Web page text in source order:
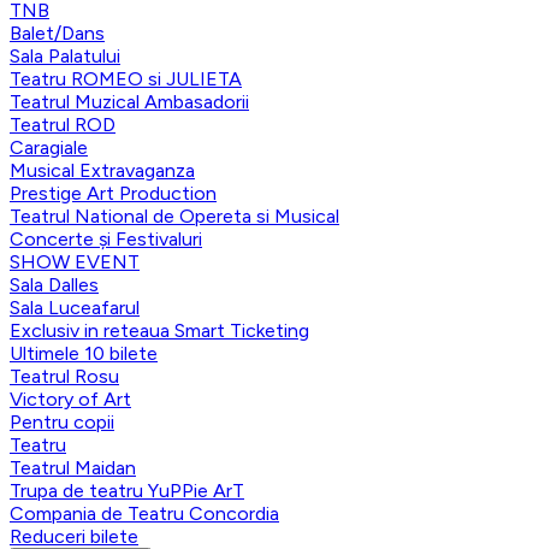
TNB
Balet/Dans
Sala Palatului
Teatru ROMEO si JULIETA
Teatrul Muzical Ambasadorii
Teatrul ROD
Caragiale
Musical Extravaganza
Prestige Art Production
Teatrul National de Opereta si Musical
Concerte și Festivaluri
SHOW EVENT
Sala Dalles
Sala Luceafarul
Exclusiv in reteaua Smart Ticketing
Ultimele 10 bilete
Teatrul Rosu
Victory of Art
Pentru copii
Teatru
Teatrul Maidan
Trupa de teatru YuPPie ArT
Compania de Teatru Concordia
Reduceri bilete